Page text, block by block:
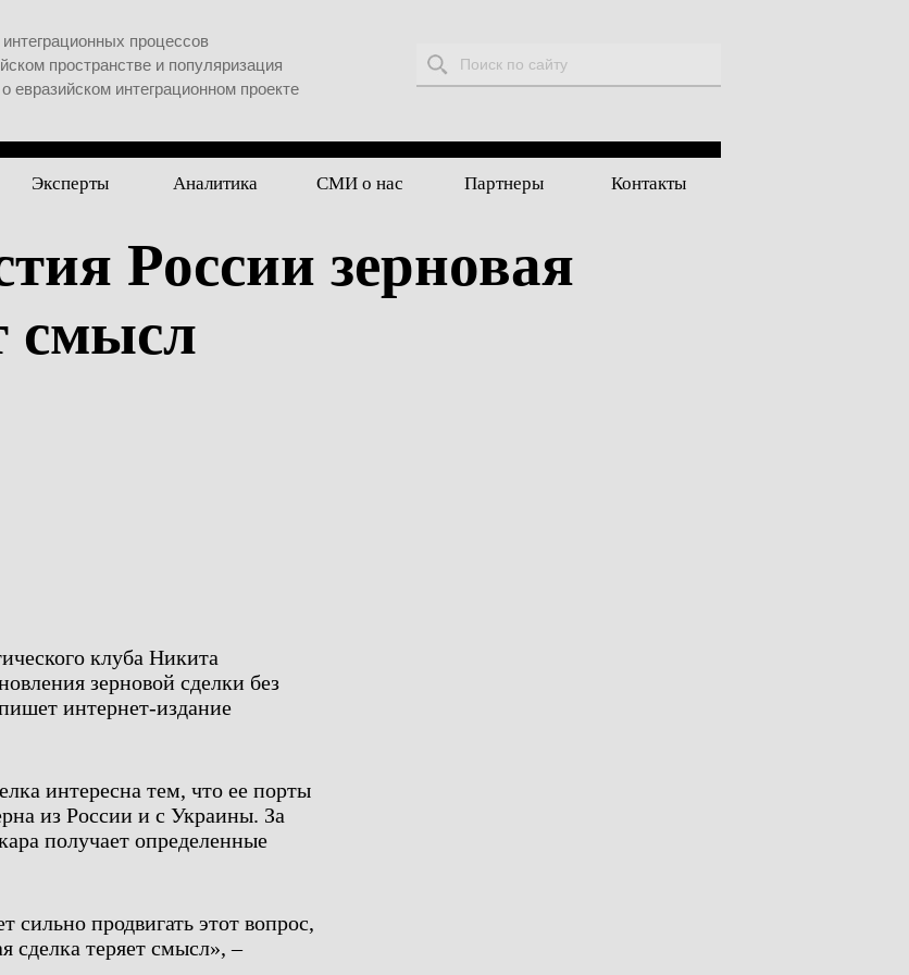
процессов
пространстве и популяризация
евразийском интеграционном проекте
Эксперты Аналитика СМИ о нас Партнеры Контакты
России зерновая
смысл
клуба Никита
зерновой сделки без
интернет-издание
интересна тем, что ее порты
из России и с Украины. За
получает определенные
продвигать этот вопрос,
сделка теряет смысл», –